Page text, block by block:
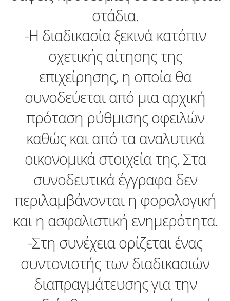
στάδια.
-Η διαδικασία ξεκινά κατόπιν
σχετικής αίτησης της
επιχείρησης, η οποία θα
συνοδεύεται από μια αρχική
πρόταση ρύθμισης οφειλών
καθώς και από τα αναλυτικά
οικονομικά στοιχεία της. Στα
συνοδευτικά έγγραφα δεν
περιλαμβάνονται η φορολογική
και η ασφαλιστική ενημερότητα.
-Στη συνέχεια ορίζεται ένας
συντονιστής των διαδικασιών
διαπραγμάτευσης για την